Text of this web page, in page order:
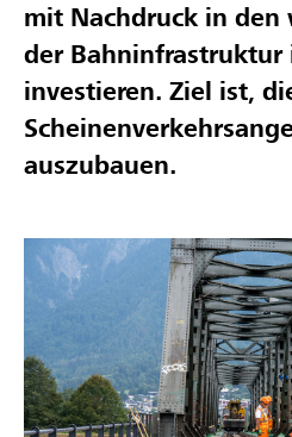
mit Nachdruck in den
der Bahninfrastruktur
investieren. Ziel ist,
auszubauen.